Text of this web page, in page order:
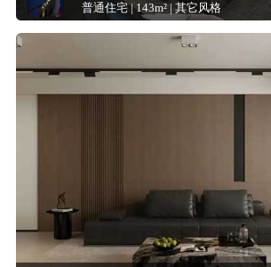
普通住宅 | 143m² | 其它风格